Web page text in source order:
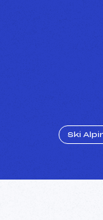
Ski